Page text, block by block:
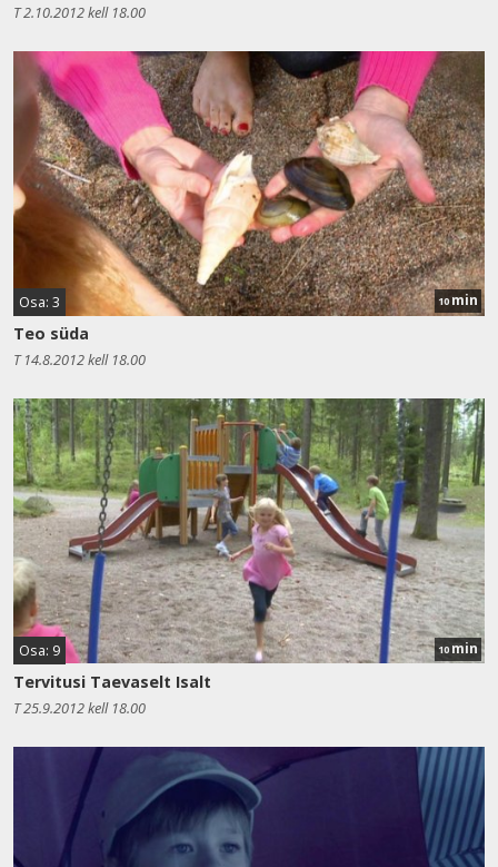
T 2.10.2012 kell 18.00
Osa: 3 10min
Teo süda
T 14.8.2012 kell 18.00
Osa: 9 10 min
Tervitusi Taevaselt Isalt
T 25.9.2012 kell 18.00